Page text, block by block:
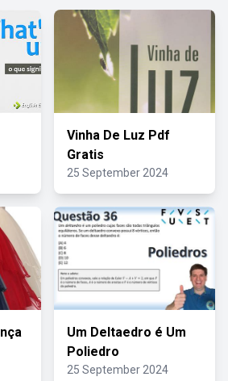
Vinha De Luz Pdf
Gratis
25 September 2024
Um Deltaedro é Um
Poliedro
25 September 2024